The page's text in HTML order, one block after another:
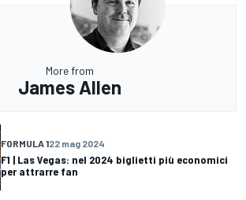
More from
James Allen
FORMULA 122 mag 2024
F1 | Las Vegas: nel 2024 biglietti più economici
per attrarre fan